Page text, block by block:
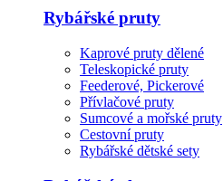
Rybářské pruty
Kaprové pruty dělené
Teleskopické pruty
Feederové, Pickerové
Přívlačové pruty
Sumcové a mořské pruty
Cestovní pruty
Rybářské dětské sety